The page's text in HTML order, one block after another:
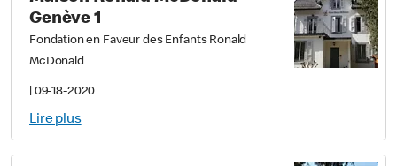
Genève 1
Fondation en Faveur des Enfants Ronald
McDonald
09-18-2020
Lire plus